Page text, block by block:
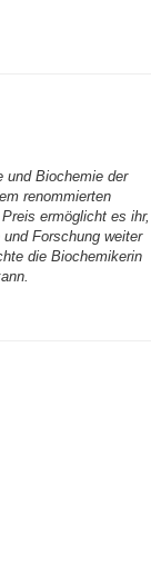
und Biochemie der
renommierten
ermöglicht es ihr,
Forschung weiter
die Biochemikerin